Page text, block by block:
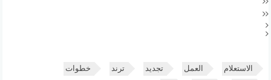
الاستعلام العمل تجديد ترند خطوات